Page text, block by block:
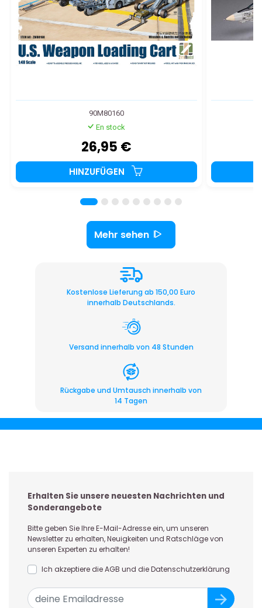
90M80160
En stock
26,95 €
HINZUFÜGEN
Mehr sehen
Kostenlose Lieferung ab 150,00 Euro
innerhalb Deutschlands.
Versand innerhalb von 48 Stunden
Rückgabe und Umtausch innerhalb von
14 Tagen
Erhalten Sie unsere neuesten Nachrichten und
Sonderangebote
Bitte geben Sie Ihre E-Mail-Adresse ein, um unseren
Newsletter zu erhalten, Neuigkeiten und Ratschläge von
unseren Experten zu erhalten!
Ich akzeptiere die AGB und die Datenschutzerklärung